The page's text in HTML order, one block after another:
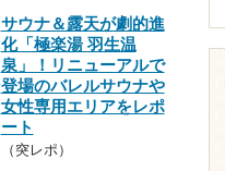
サウナ＆露天が劇的進
化「極楽湯 羽生温
泉」！リニューアルで
登場のバレルサウナや
女性専用エリアをレポ
ート
（突レポ）